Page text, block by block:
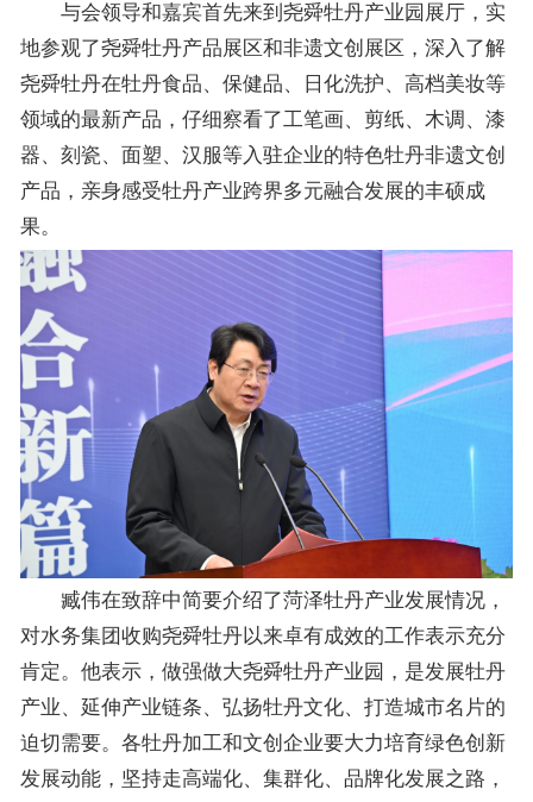
与会领导和嘉宾首先来到尧舜牡丹产业园展厅，实
地参观了尧舜牡丹产品展区和非遗文创展区，深入了解
尧舜牡丹在牡丹食品、保健品、日化洗护、高档美妆等
领域的最新产品，仔细察看了工笔画、剪纸、木调、漆
器、刻瓷、面塑、汉服等入驻企业的特色牡丹非遗文创
产品，亲身感受牡丹产业跨界多元融合发展的丰硕成
果。
臧伟在致辞中简要介绍了菏泽牡丹产业发展情况，
对水务集团收购尧舜牡丹以来卓有成效的工作表示充分
肯定。他表示，做强做大尧舜牡丹产业园，是发展牡丹
产业、延伸产业链条、弘扬牡丹文化、打造城市名片的
迫切需要。各牡丹加工和文创企业要大力培育绿色创新
发展动能，坚持走高端化、集群化、品牌化发展之路，